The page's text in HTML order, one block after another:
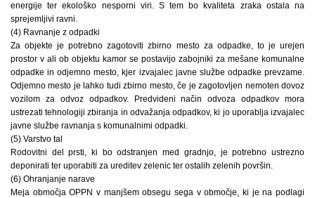
energije ter ekološko nesporni viri. S tem bo kvaliteta zraka ostala na
sprejemljivi ravni.
(4) Ravnanje z odpadki
Za objekte je potrebno zagotoviti zbirno mesto za odpadke, to je urejen
prostor v ali ob objektu kamor se postavijo zabojniki za mešane komunalne
odpadke in odjemno mesto, kjer izvajalec javne službe odpadke prevzame.
Odjemno mesto je lahko tudi zbirno mesto, če je zagotovljen nemoten dovoz
vozilom za odvoz odpadkov. Predvideni način odvoza odpadkov mora
ustrezati tehnologiji zbiranja in odvažanja odpadkov, ki jo uporablja izvajalec
javne službe ravnanja s komunalnimi odpadki.
(5) Varstvo tal
Rodovitni del prsti, ki bo odstranjen med gradnjo, je potrebno ustrezno
deponirati ter uporabiti za ureditev zelenic ter ostalih zelenih površin.
(6) Ohranjanje narave
Meja območja OPPN v manjšem obsegu sega v območje, ki je na podlagi